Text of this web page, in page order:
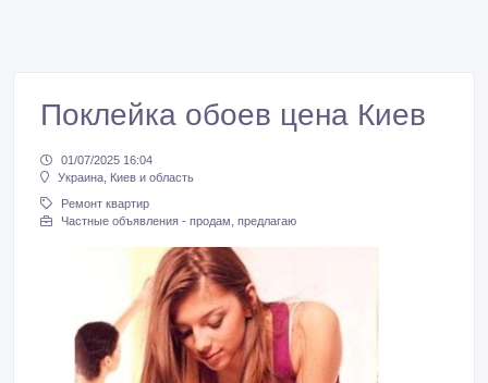
Поклейка обоев цена Киев
01/07/2025 16:04
Украина, Киев и область
Ремонт квартир
Частные объявления - продам, предлагаю